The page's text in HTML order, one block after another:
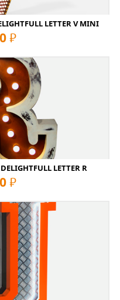
LETTER V MINI
руб
LETTER R
руб